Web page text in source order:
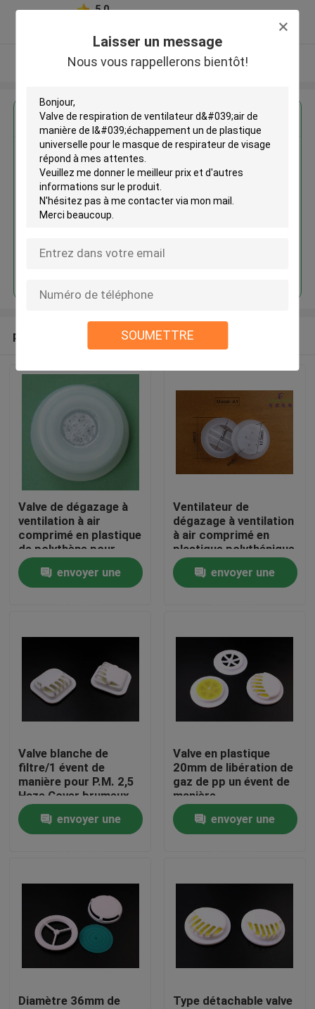
Laisser un message
Nous vous rappellerons bientôt!
SOUMETTRE
Vidéos
Visite de l'usine
Contrôle de la qualité
Demandez un devis
Chapeaux en plastique de bec
Capsule en plastique
5.0
Regardez plus
Valve de respiration de
ventilateur d'air de manière de
l'échappement un de plastique
universelle pour le masque de
produits recommandés
Valve de dégazage à
ventilation à air
comprimé en plastique
de polythène pour
emballer des grains de
café avec filtre
envoyer une
Ventilateur de
dégazage à ventilation
à air comprimé en
plastique polythénique
pour emballer les
grains de café
envoyer une
Valve blanche de
filtre/1 évent de
manière pour P.M. 2,5
Haze Cover brumeux
protégeant du vent
envoyer une
Valve en plastique
20mm de libération de
gaz de pp un évent de
manière
envoyer une
Diamètre 36mm de
Type détachable valve